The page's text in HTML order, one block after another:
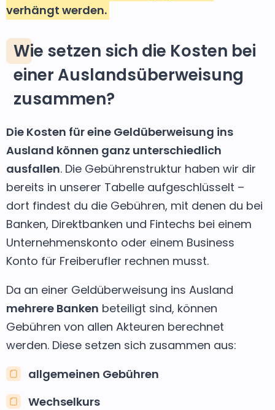
verhängt werden.
Wie setzen sich die Kosten bei
einer Auslandsüberweisung
zusammen?
Die Kosten für eine Geldüberweisung ins
Ausland können ganz unterschiedlich
ausfallen. Die Gebührenstruktur haben wir dir
bereits in unserer Tabelle aufgeschlüsselt –
dort findest du die Gebühren, mit denen du bei
Banken, Direktbanken und Fintechs bei einem
Unternehmenskonto oder einem Business
Konto für Freiberufler rechnen musst.
Da an einer Geldüberweisung ins Ausland
mehrere Banken beteiligt sind, können
Gebühren von allen Akteuren berechnet
werden. Diese setzen sich zusammen aus:
allgemeinen Gebühren
Wechselkurs